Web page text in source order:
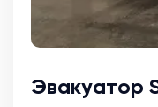
Эвакуатор